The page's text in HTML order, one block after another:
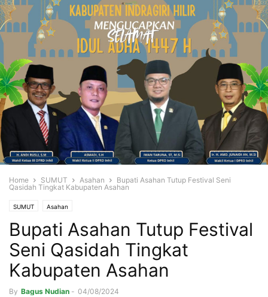
Home SUMUT Asahan
Bupati Asahan Tutup Festival Seni
Qasidah Tingkat Kabupaten Asahan
SUMUT Asahan
Bupati Asahan Tutup Festival
Seni Qasidah Tingkat
Kabupaten Asahan
By Bagus Nudian - 04/08/2024